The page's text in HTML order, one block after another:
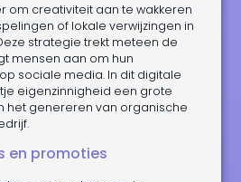
om creativiteit aan te wakkeren
of lokale verwijzingen in
strategie trekt meteen de
mensen aan om hun
sociale media. In dit digitale
eigenzinnigheid een grote
het genereren van organische
en promoties